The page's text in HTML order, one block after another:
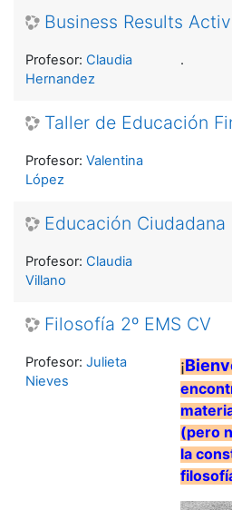
Business Results
.
Profesor: Claudia
Hernandez
Taller de Educación
Profesor: Valentina
López
Educación Ciudadana
Profesor: Claudia
Villano
Filosofía 2º EMS CV
¡
(pero
la
Profesor: Julieta
Nieves